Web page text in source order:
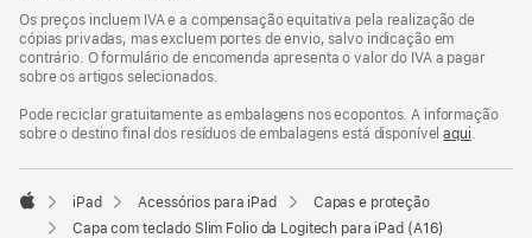
Os preços incluem IVA e a compensação equitativa pela realização de
cópias privadas, mas excluem portes de envio, salvo indicação em
contrário. O formulário de encomenda apresenta o valor do IVA a pagar
sobre os artigos selecionados.
Pode reciclar gratuitamente as embalagens nos ecopontos. A informação
sobre o destino final dos resíduos de embalagens está disponívelaqui.
Apple
iPad Acessórios para iPad
Capas e proteção
Capa com teclado Slim Folio da Logitech para iPad (A16)